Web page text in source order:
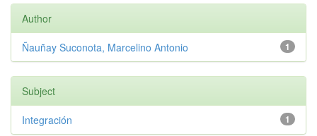
Author
1
Ñauñay Suconota, Marcelino Antonio
Subject
1
Integración